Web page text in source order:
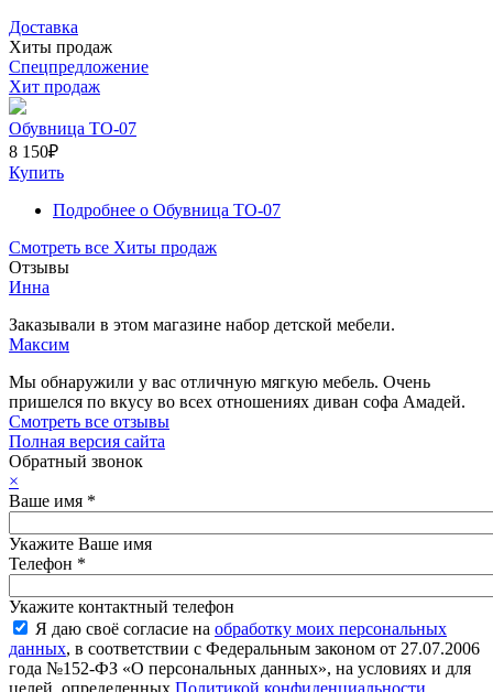
Доставка
Хиты продаж
Спецпредложение
Хит продаж
Обувница ТО-07
8 150₽
Купить
Подробнее о Обувница ТО-07
Смотреть все Хиты продаж
Отзывы
Инна
Заказывали в этом магазине набор детской мебели.
Максим
Мы обнаружили у вас отличную мягкую мебель. Очень
пришелся по вкусу во всех отношениях диван софа Амадей.
Смотреть все отзывы
Полная версия сайта
Обратный звонок
×
Ваше имя *
Укажите Ваше имя
Телефон *
Укажите контактный телефон
Я даю своё согласие на обработку моих персональных
данных, в соответствии с Федеральным законом от 27.07.2006
года №152-ФЗ «О персональных данных», на условиях и для
целей, определенных Политикой конфиденциальности